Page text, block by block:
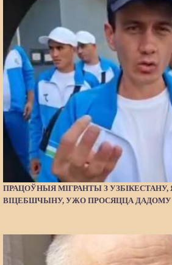
ПРАЦОЎНЫЯ МІГРАНТЫ З УЗБІКЕСТАНУ,
ВІЦЕБШЧЫНУ, УЖО ПРОСЯЦЦА ДАДОМУ